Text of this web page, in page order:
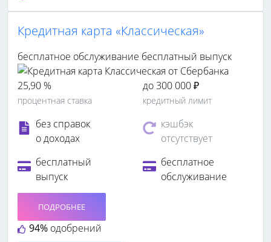
Кредитная карта «Классическая»
бесплатное обслуживание бесплатный выпуск
25,90 %
процентная ставка
до 300 000 ₽
кредитный лимит
без справок
о доходах
кэшбэк
отсутствует
бесплатный
выпуск
бесплатное
обслуживание
94% одобрений
ПОДРОБНЕЕ